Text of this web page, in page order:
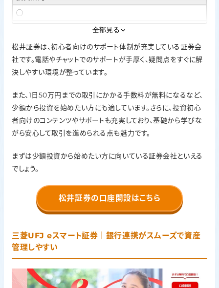
◯
△
ポイント投資
松井証券ポイント
口座開設
最短翌営業日
全部見る
松井証券は、初心者向けのサポート体制が充実している証券会
社です。電話やチャットでのサポートが手厚く、疑問点をすぐに解
決しやすい環境が整っています。
また、1日50万円までの取引にかかる手数料が無料になるなど、
少額から投資を始めたい方にも適しています。さらに、投資初心
者向けのコンテンツやサポートも充実しており、基礎から学びな
がら安心して取引を進められる点も魅力です。
まずは少額投資から始めたい方に向いている証券会社といえる
でしょう。
松井証券の口座開設はこちら
三菱UFJ eスマート証券｜銀行連携がスムーズで資産
管理しやすい